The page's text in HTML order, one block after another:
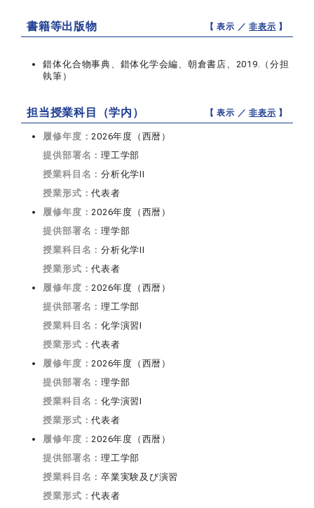
書籍等出版物 【 表示 ／非表示 】
錯体化合物事典、錯体化学会編、朝倉書店、2019.（分担
執筆）
担当授業科目（学内） 【 表示 ／非表示 】
履修年度：2026年度（西暦）
提供部署名：理工学部
授業科目名：分析化学II
授業形式：代表者
履修年度：2026年度（西暦）
提供部署名：理学部
授業科目名：分析化学II
授業形式：代表者
履修年度：2026年度（西暦）
提供部署名：理工学部
授業科目名：化学演習I
授業形式：代表者
履修年度：2026年度（西暦）
提供部署名：理学部
授業科目名：化学演習I
授業形式：代表者
履修年度：2026年度（西暦）
提供部署名：理工学部
授業科目名：卒業実験及び演習
授業形式：代表者